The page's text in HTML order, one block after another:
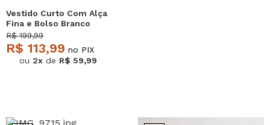
Vestido Curto Com Alça
Fina e Bolso Branco
Salvatore
R$ 199,99
R$ 113,99 no PIX
ou 2x de R$ 59,99